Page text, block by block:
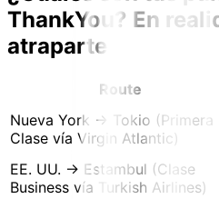
ThankYou? En
atraparte
Route
Nueva York → Tokio (Primera
Clase vía Virgin Atlantic)
EE. UU. → Estambul (Clase
Business vía Turkish Airlines)